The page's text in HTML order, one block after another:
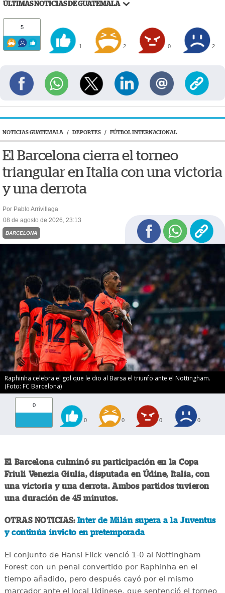
ÚLTIMAS NOTICIAS DE GUATEMALA
5
1 2 0 2
NOTICIAS GUATEMALA / DEPORTES / FÚTBOL INTERNACIONAL
El Barcelona cierra el torneo
triangular en Italia con una victoria
y una derrota
Por Pablo Arrivillaga
08 de agosto de 2026, 23:13
BARCELONA
Raphinha celebra el gol que le dio al Barsa el triunfo ante el Nottingham.
(Foto: FC Barcelona)
0
0 0 0 0
El Barcelona culminó su participación en la Copa
Friuli Venezia Giulia, disputada en Údine, Italia, con
una victoria y una derrota. Ambos partidos tuvieron
una duración de 45 minutos.
OTRAS NOTICIAS: Inter de Milán supera a la Juventus
y continúa invicto en pretemporada
El conjunto de Hansi Flick venció 1-0 al Nottingham
Forest con un penal convertido por Raphinha en el
tiempo añadido, pero después cayó por el mismo
marcador ante el local Udinese, que sentenció el torneo